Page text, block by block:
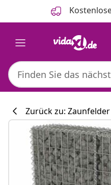
Zurück zu: Zaunfelder